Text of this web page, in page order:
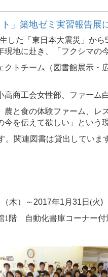
」築地ゼミ実習報告展
した「東日本大震災」から
地に赴き、「フクシマの
トチーム（図書館展示・
商工会女性部、ファーム
と食の体験ファーム、レ
を伝えて欲しい」という
。関連図書は貸出していま
（木）～ 2017年1 月 31 日 (火)
1 階 自動化書庫コーナー付